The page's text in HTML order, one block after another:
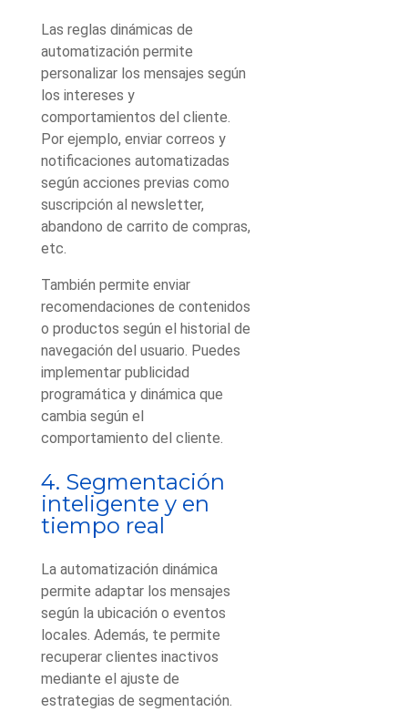
Las reglas dinámicas de
automatización permite
personalizar los mensajes según
los intereses y
comportamientos del cliente.
Por ejemplo, enviar correos y
notificaciones automatizadas
según acciones previas como
suscripción al newsletter,
abandono de carrito de compras,
etc.
También permite enviar
recomendaciones de contenidos
o productos según el historial de
navegación del usuario. Puedes
implementar publicidad
programática y dinámica que
cambia según el
comportamiento del cliente.
4. Segmentación
inteligente y en
tiempo real
La automatización dinámica
permite adaptar los mensajes
según la ubicación o eventos
locales. Además, te permite
recuperar clientes inactivos
mediante el ajuste de
estrategias de segmentación.